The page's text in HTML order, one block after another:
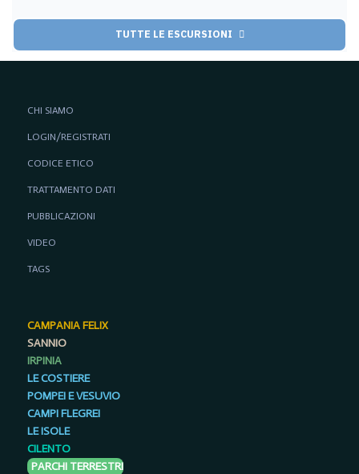
TUTTE LE ESCURSIONI
CHI SIAMO
LOGIN/REGISTRATI
CODICE ETICO
TRATTAMENTO DATI
PUBBLICAZIONI
VIDEO
TAGS
CAMPANIA FELIX
SANNIO
IRPINIA
LE COSTIERE
POMPEI E VESUVIO
CAMPI FLEGREI
LE ISOLE
CILENTO
PARCHI TERRESTRI